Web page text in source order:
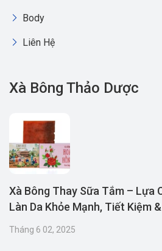
Body
Liên Hệ
Xà Bông Thảo Dược
Xà Bông Thay Sữa Tắm – Lựa
Làn Da Khỏe Mạnh, Tiết Kiệm
Tháng 6 02, 2025